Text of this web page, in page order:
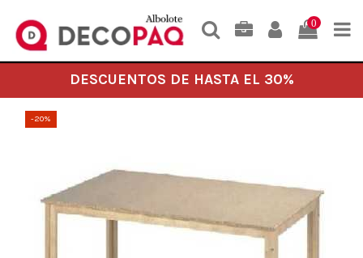
0
DESCUENTOS DE HASTA EL 30%
-20%